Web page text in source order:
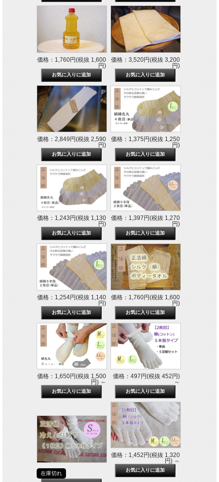
価格：1,760円(税抜 1,600
円)
価格：3,520円(税抜 3,200
円)
価格：2,849円(税抜 2,590
円)
価格：1,375円(税抜 1,250
円)
価格：1,243円(税抜 1,130
円)
価格：1,397円(税抜 1,270
円)
価格：1,254円(税抜 1,140
円)
価格：1,760円(税抜 1,600
円)
価格：1,650円(税抜 1,500
円)～
価格：497円(税抜 452円)
～
在庫切れ
価格：1,452円(税抜 1,320
円)～